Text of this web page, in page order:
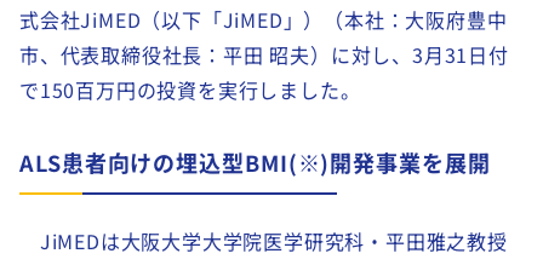
式会社JiMED（以下「JiMED」）（本社：大阪府豊中
市、代表取締役社長：平田 昭夫）に対し、3月31日付
で150百万円の投資を実行しました。
ALS患者向けの埋込型BMI(※)開発事業を展開
JiMEDは大阪大学大学院医学研究科・平田雅之教授